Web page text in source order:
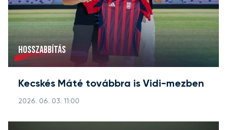
HOSSZABBÍTÁS
Kecskés Máté továbbra is Vidi-mezben
2026. 06. 03. 11:00